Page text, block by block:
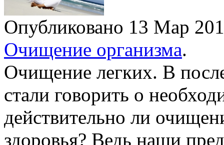
Опубликовано 13 Мар
Очищение организма.
Очищение легких. В
стали говорить о
действительно ли
здоровья? Ведь наши